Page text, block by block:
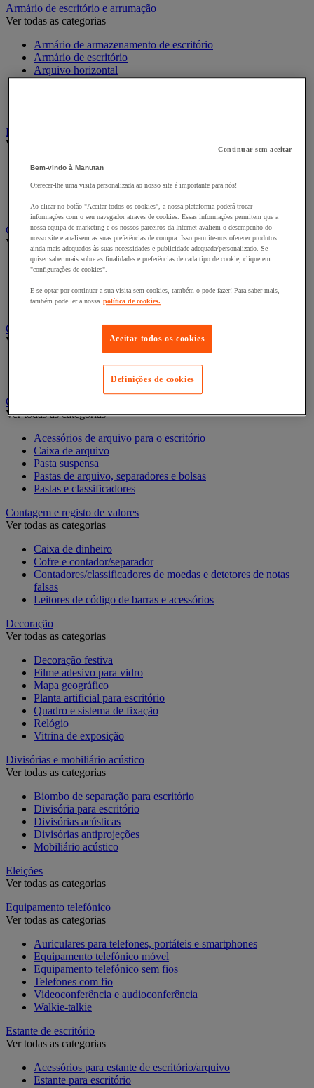
Armário de escritório e arrumação
Ver todas as categorias
Armário de armazenamento de escritório
Armário de escritório
Arquivo horizontal
Arquivo para pastas suspensas
Bengaleiro e cabide
Ver todas as categorias
Bengaleiro
Cabide
Suporte guarda-chuvas
Cadeiras, poltronas e cadeirões
Ver todas as categorias
Acessórios para cadeiras de escritório
Cadeira de escritório
Cadeiras para salas de receção e reuniões
Candeeiro
Ver todas as categorias
Candeeiro de escritório
Classificação e arquivo
Ver todas as categorias
Acessórios de arquivo para o escritório
Caixa de arquivo
Pasta suspensa
Pastas de arquivo, separadores e bolsas
Pastas e classificadores
Contagem e registo de valores
Ver todas as categorias
Caixa de dinheiro
Cofre e contador/separador
Contadores/classificadores de moedas e detetores de notas
falsas
Leitores de código de barras e acessórios
Decoração
Ver todas as categorias
Decoração festiva
Filme adesivo para vidro
Mapa geográfico
Planta artificial para escritório
Quadro e sistema de fixação
Relógio
Vitrina de exposição
Divisórias e mobiliário acústico
Ver todas as categorias
Biombo de separação para escritório
Divisória para escritório
Divisórias acústicas
Divisórias antiprojeções
Mobiliário acústico
Eleições
Ver todas as categorias
Equipamento telefónico
Ver todas as categorias
Auriculares para telefones, portáteis e smartphones
Equipamento telefónico móvel
Equipamento telefónico sem fios
Telefones com fio
Videoconferência e audioconferência
Walkie-talkie
Estante de escritório
Ver todas as categorias
Acessórios para estante de escritório/arquivo
Estante para escritório
Continuar sem aceitar
Bem-vindo à Manutan
Oferecer-lhe uma visita personalizada ao nosso site é importante para nós!
Ao clicar no botão "Aceitar todos os cookies", a nossa plataforma poderá trocar
informações com o seu navegador através de cookies. Essas informações permitem que a
nossa equipa de marketing e os nossos parceiros da Internet avaliem o desempenho do
nosso site e analisem as suas preferências de compra. Isso permite-nos oferecer produtos
ainda mais adequados às suas necessidades e publicidade adequada/personalizado. Se
quiser saber mais sobre as finalidades e preferências de cada tipo de cookie, clique em
"configurações de cookies".
E se optar por continuar a sua visita sem cookies, também o pode fazer! Para saber mais,
também pode ler a nossa política de cookies.
Aceitar todos os cookies
Definições de cookies